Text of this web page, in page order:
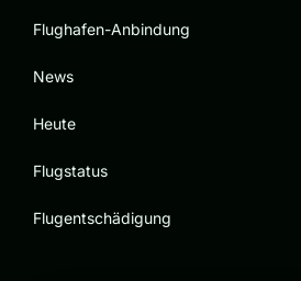
Flughafen-Anbindung
News
Heute
Flugstatus
Flugentschädigung